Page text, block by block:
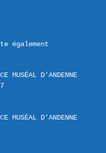
également
MUSÉAL D’ANDENNE
MUSÉAL D’ANDENNE